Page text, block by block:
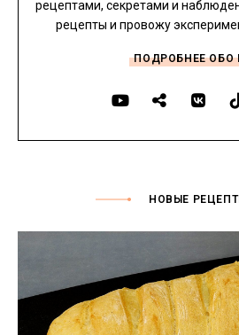
рецептами, секретами и
рецепты и провожу
ПОДРОБНЕЕ ОБО
НОВЫЕ